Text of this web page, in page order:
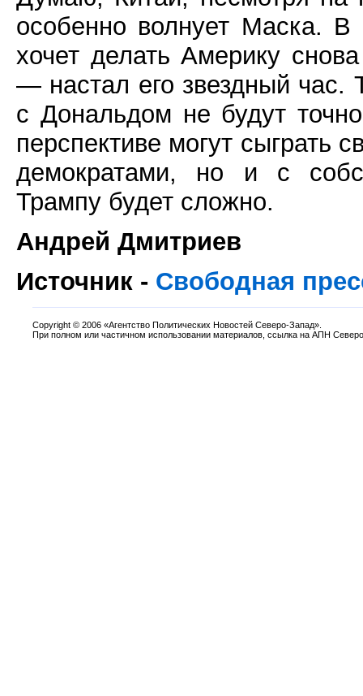
особенно волнует Маска. В
хочет делать Америку
— настал его звездный час.
с Дональдом не будут
перспективе могут сыграть
демократами, но и с
Трампу будет сложно.
Андрей Дмитриев
Источник - Свободная
Copyright © 2006 «Агентство Политических Новостей Северо-Запад».
При полном или частичном использовании материалов, ссылка на АПН